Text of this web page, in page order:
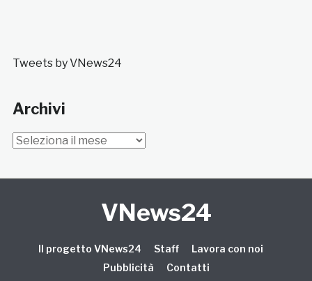
Tweets by VNews24
Archivi
Archivi
VNews24
Il progetto VNews24 Staff
Lavora con noi
Pubblicità
Contatti